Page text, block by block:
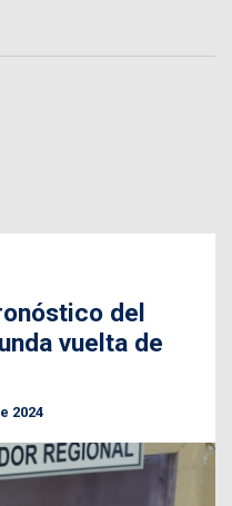
del
vuelta de
2024